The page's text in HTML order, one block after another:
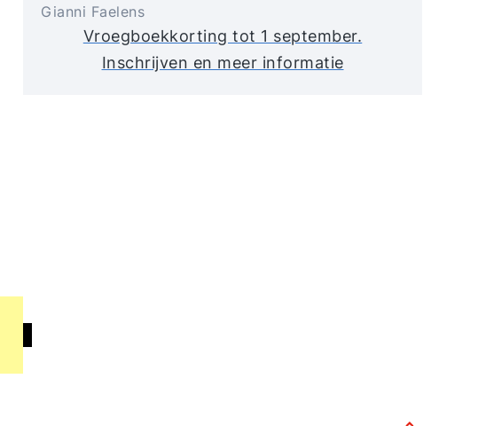
Gianni Faelens
Vroegboekkorting tot 1 september.
Inschrijven en meer informatie